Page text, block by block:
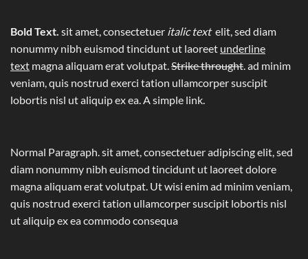
Bold Text. sit amet, consectetuer italic text elit, sed diam
nonummy nibh euismod tincidunt ut laoreet underline
text magna aliquam erat volutpat. Strike throught . ad minim
veniam, quis nostrud exerci tation ullamcorper suscipit
lobortis nisl ut aliquip ex ea. A simple link.
Normal Paragraph. sit amet, consectetuer adipiscing elit, sed
diam nonummy nibh euismod tincidunt ut laoreet dolore
magna aliquam erat volutpat. Ut wisi enim ad minim veniam,
quis nostrud exerci tation ullamcorper suscipit lobortis nisl
ut aliquip ex ea commodo consequa